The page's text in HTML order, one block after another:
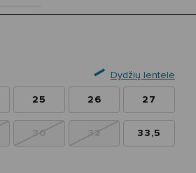
Dydžių lentelė
25 26 27
30 32 33,5